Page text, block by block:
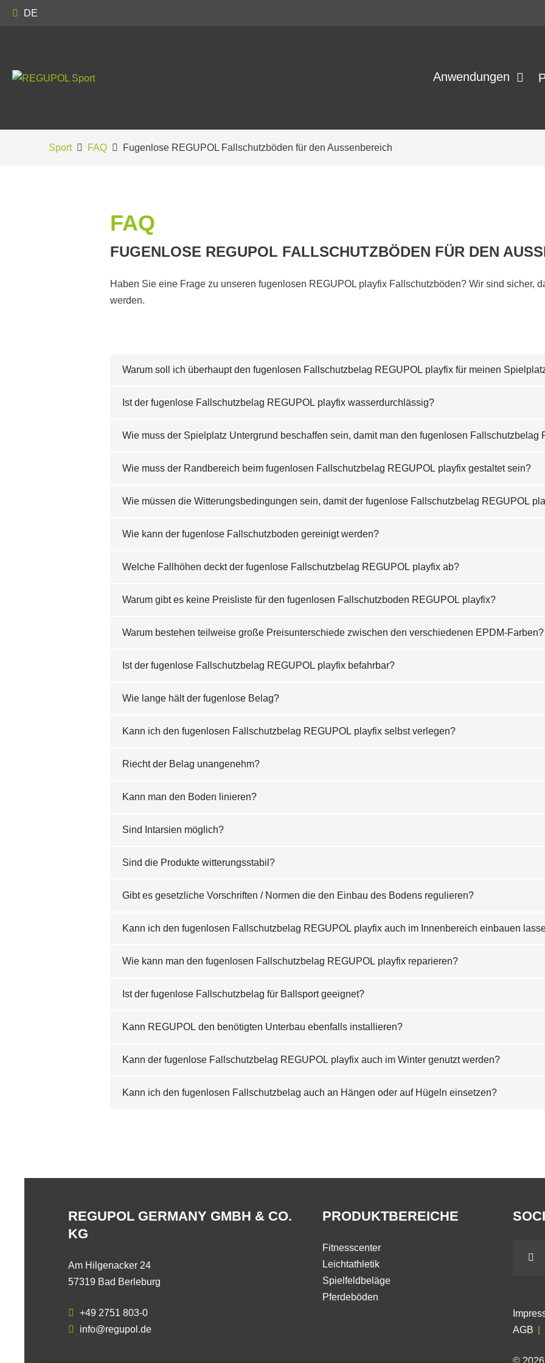
DE
Anwendungen
Sport FAQ Fugenlose REGUPOL Fallschutzböden für den Aussenbereich
FAQ
FUGENLOSE REGUPOL FALLSCHUTZBÖDEN FÜR DEN
Haben Sie eine Frage zu unseren fugenlosen REGUPOL playfix Fallschutzböden? Wir sind sicher,
werden.
Warum soll ich überhaupt den fugenlosen Fallschutzbelag REGUPOL playfix für meinen
Ist der fugenlose Fallschutzbelag REGUPOL playfix wasserdurchlässig?
Wie muss der Spielplatz Untergrund beschaffen sein, damit man den fugenlosen Fallschutzbelag
Wie muss der Randbereich beim fugenlosen Fallschutzbelag REGUPOL playfix gestaltet sein?
Wie müssen die Witterungsbedingungen sein, damit der fugenlose Fallschutzbelag REGUPOL
Wie kann der fugenlose Fallschutzboden gereinigt werden?
Welche Fallhöhen deckt der fugenlose Fallschutzbelag REGUPOL playfix ab?
Warum gibt es keine Preisliste für den fugenlosen Fallschutzboden REGUPOL playfix?
Warum bestehen teilweise große Preisunterschiede zwischen den verschiedenen EPDM-Farben?
Ist der fugenlose Fallschutzbelag REGUPOL playfix befahrbar?
Wie lange hält der fugenlose Belag?
Kann ich den fugenlosen Fallschutzbelag REGUPOL playfix selbst verlegen?
Riecht der Belag unangenehm?
Kann man den Boden linieren?
Sind Intarsien möglich?
Sind die Produkte witterungsstabil?
Gibt es gesetzliche Vorschriften / Normen die den Einbau des Bodens regulieren?
Kann ich den fugenlosen Fallschutzbelag REGUPOL playfix auch im Innenbereich einbauen
Wie kann man den fugenlosen Fallschutzbelag REGUPOL playfix reparieren?
Ist der fugenlose Fallschutzbelag für Ballsport geeignet?
Kann REGUPOL den benötigten Unterbau ebenfalls installieren?
Kann der fugenlose Fallschutzbelag REGUPOL playfix auch im Winter genutzt werden?
Kann ich den fugenlosen Fallschutzbelag auch an Hängen oder auf Hügeln einsetzen?
REGUPOL GERMANY GMBH & CO.
KG
Am Hilgenacker 24
57319 Bad Berleburg
+49 2751 803-0
info@regupol.de
PRODUKTBEREICHE
Fitnesscenter
Leichtathletik
Spielfeldbeläge
Pferdeböden
AGB
© 2026